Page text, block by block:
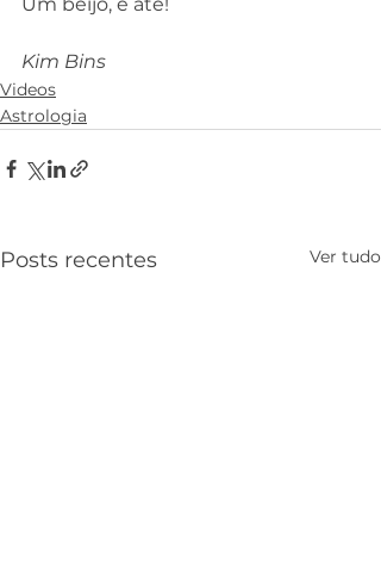
Kim Bins
Videos
Astrologia
Posts recentes Ver tudo